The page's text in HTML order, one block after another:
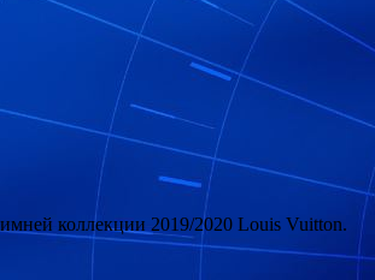
коллекции 2019/2020 Louis Vuitton.